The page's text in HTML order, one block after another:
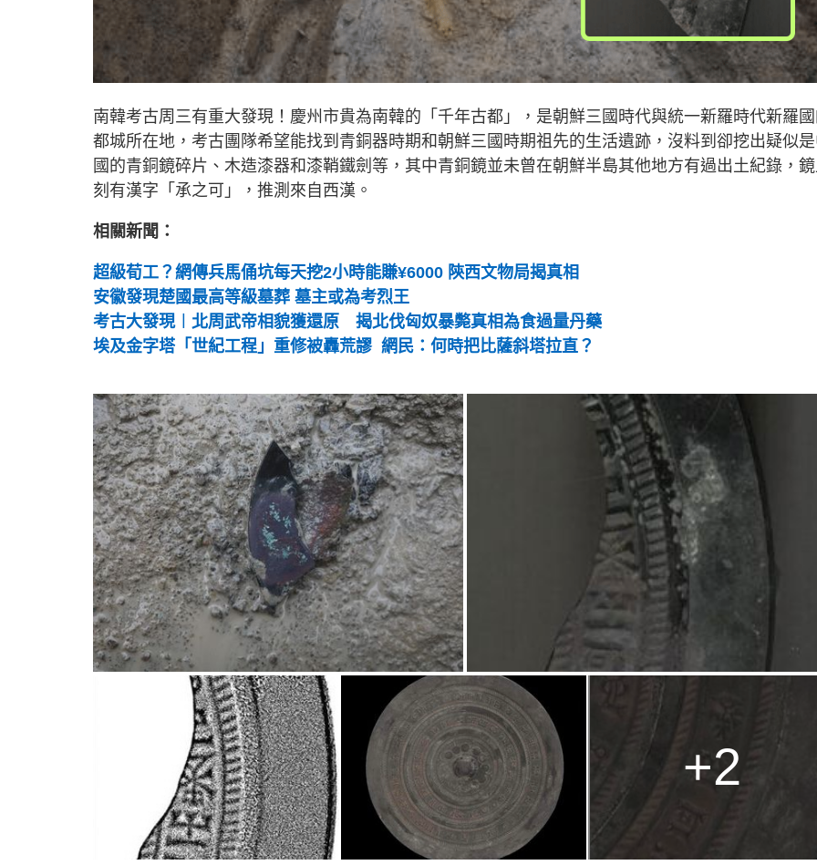
南韓考古周三有重大發現！慶州市貴為南韓的「千年古都」，是朝鮮三國時代與統一新羅時代新羅
都城所在地，考古團隊希望能找到青銅器時期和朝鮮三國時期祖先的生活遺跡，沒料到卻挖出疑似
國的青銅鏡碎片、木造漆器和漆鞘鐵劍等，其中青銅鏡並未曾在朝鮮半島其他地方有過出土紀錄，
刻有漢字「承之可」，推測來自西漢。
相關新聞：
超級荀工？網傳兵馬俑坑每天挖2小時能賺¥6000 陝西文物局揭真相
安徽發現楚國最高等級墓葬 墓主或為考烈王
考古大發現︱北周武帝相貌獲還原 揭北伐匈奴暴斃真相為食過量丹藥
埃及金字塔「世紀工程」重修被轟荒謬 網民：何時把比薩斜塔拉直？
+2